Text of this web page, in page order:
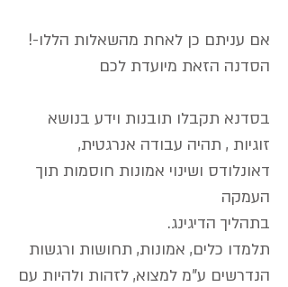
!אם עניתם כן לאחת מהשאלות הללו-
הסדנה הזאת מיועדת לכם
בסדנא תקבלו תובנות וידע בנושא
זוגיות , תהיה עבודה אנרגטית,
דאונלודס ושינוי אמונות חוסמות תוך
העמקה
.בתהליך הדיגינג
הנדרשים ע"מ למצוא, לזהות ולהיות עם